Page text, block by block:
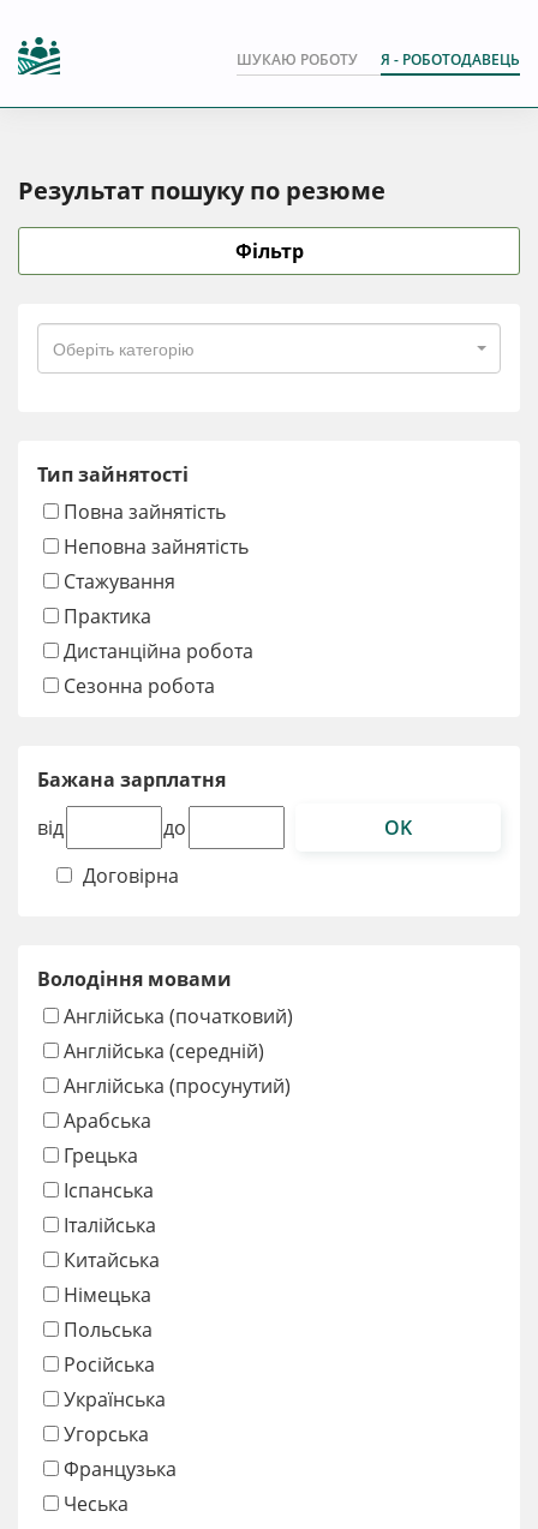
ШУКАЮ РОБОТУ Я - РОБОТОДАВЕЦЬ
Результат пошуку по резюме
Фільтр
Оберіть категорію
Тип зайнятості
Повна зайнятість
Неповна зайнятість
Стажування
Практика
Дистанційна робота
Сезонна робота
Бажана зарплатня
від
до
OK
Договірна
Володіння мовами
Англійська (початковий)
Англійська (середній)
Англійська (просунутий)
Арабська
Грецька
Іспанська
Італійська
Китайська
Німецька
Польська
Російська
Українська
Угорська
Французька
Чеська